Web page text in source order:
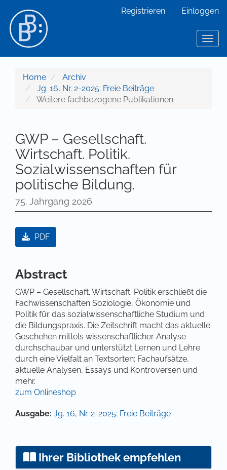
Hauptinhalt
Sidebar
Registrieren Einloggen
Home
Archiv
Jg. 16, Nr. 2-2025: Freie Beiträge
Weitere fachbezogene Publikationen
GWP – Gesellschaft.
Wirtschaft. Politik.
Sozialwissenschaften für
politische Bildung.
75. Jahrgang 2026
Artikel-Sidebar
PDF
Hauptsächlicher Artikelinhalt
Abstract
GWP – Gesellschaft. Wirtschaft. Politik erschließt die
Fachwissenschaften Soziologie, Ökonomie und
Politik für das sozialwissenschaftliche Studium und
die Bildungspraxis. Die Zeitschrift macht das aktuelle
Geschehen mittels wissenschaftlicher Analyse
durchschaubar und unterstützt Lernen und Lehre
durch eine Vielfalt an Textsorten: Fachaufsätze,
aktuelle Analysen, Essays und Kontroversen und
mehr.
zum Onlineshop
Artikel-Details
Ausgabe: Jg. 16, Nr. 2-2025: Freie Beiträge
Ihrer Bibliothek empfehlen